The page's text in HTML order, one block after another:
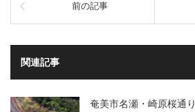
前の記事
関連記事
奄美市名瀬・崎原桜通り